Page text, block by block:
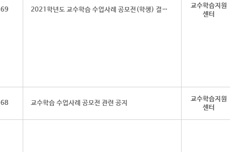
69 2021학년도 교수학습 수업사례 공모전(학생) 결과 발표
교수학습지원
센터
68 교수학습 수업사례 공모전 관련 공지
교수학습지원
센터